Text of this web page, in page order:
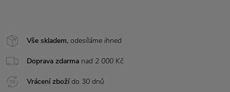
Vše skladem, odesíláme ihned
Doprava zdarma nad 2 000 Kč
Vrácení zbožído 30 dnů